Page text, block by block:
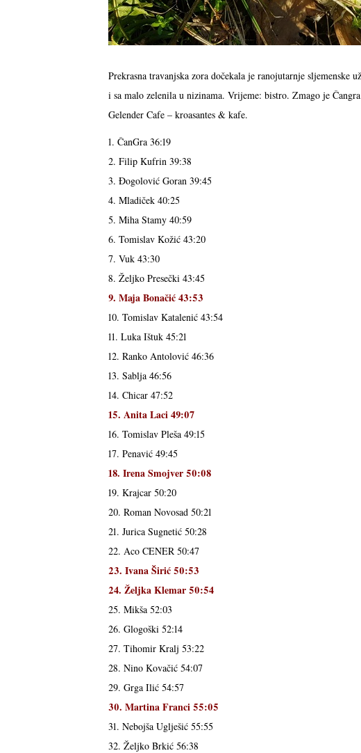
Prekrasna travanjska zora dočekala je ranojutarnje sljemenske
i sa malo zelenila u nizinama. Vrijeme: bistro. Zmago je
Gelender Cafe – kroasantes & kafe.
1. ČanGra 36:19
2. Filip Kufrin 39:38
3. Đogolović Goran 39:45
4. Mladiček 40:25
5. Miha Stamy 40:59
6. Tomislav Kožić 43:20
7. Vuk 43:30
8. Željko Presečki 43:45
9. Maja Bonačić 43:53
10. Tomislav Katalenić 43:54
11. Luka Ištuk 45:21
12. Ranko Antolović 46:36
13. Sablja 46:56
14. Chicar 47:52
15. Anita Laci 49:07
16. Tomislav Pleša 49:15
17. Penavić 49:45
18. Irena Smojver 50:08
19. Krajcar 50:20
20. Roman Novosad 50:21
21. Jurica Sugnetić 50:28
22. Aco CENER 50:47
23. Ivana Širić 50:53
24. Željka Klemar 50:54
25. Mikša 52:03
26. Glogoški 52:14
27. Tihomir Kralj 53:22
28. Nino Kovačić 54:07
29. Grga Ilić 54:57
30. Martina Franci 55:05
31. Nebojša Uglješić 55:55
32. Željko Brkić 56:38